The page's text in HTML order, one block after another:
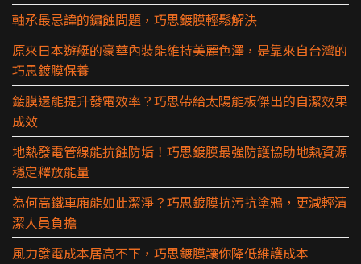
軸承最忌諱的鏽蝕問題，巧思鍍膜輕鬆解決
原來日本遊艇的豪華內裝能維持美麗色澤，是靠來自台灣的
巧思鍍膜保養
鍍膜還能提升發電效率？巧思帶給太陽能板傑出的自潔效果
成效
地熱發電管線能抗蝕防垢！巧思鍍膜最強防護協助地熱資源
穩定釋放能量
為何高鐵車廂能如此潔淨？巧思鍍膜抗污抗塗鴉，更減輕清
潔人員負擔
風力發電成本居高不下，巧思鍍膜讓你降低維護成本